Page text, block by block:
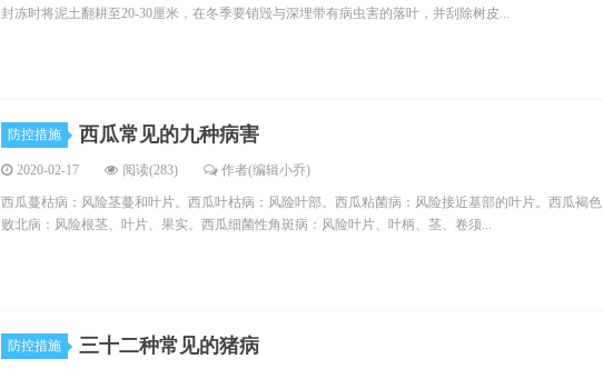
封冻时将泥土翻耕至20-30厘米，在冬季要销毁与深埋带有病虫害的落叶，并刮除树皮...
防控措施 西瓜常见的九种病害
2020-02-17 阅读(283) 作者(编辑小乔)
西瓜蔓枯病：风险茎蔓和叶片。西瓜叶枯病：风险叶部。西瓜粘菌病：风险接近基部的叶片。西瓜褐色
败北病：风险根茎、叶片、果实。西瓜细菌性角斑病：风险叶片、叶柄、茎、卷须...
防控措施 三十二种常见的猪病